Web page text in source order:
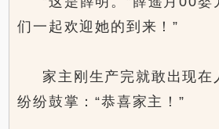
们一起欢迎她的到来！”
家主刚生产完就敢出现在
纷纷鼓掌：“恭喜家主！”